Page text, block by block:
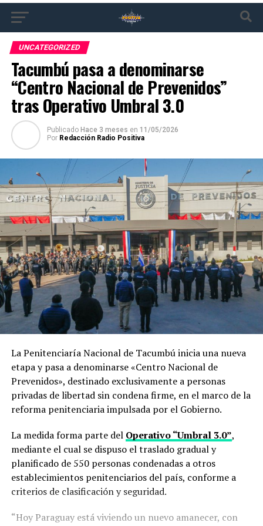
UNCATEGORIZED
Tacumbú pasa a denominarse
“Centro Nacional de Prevenidos”
tras Operativo Umbral 3.0
Publicado Hace 3 meses en 11/05/2026
Por Redacción Radio Positiva
La Penitenciaría Nacional de Tacumbú inicia una nueva
etapa y pasa a denominarse «Centro Nacional de
Prevenidos», destinado exclusivamente a personas
privadas de libertad sin condena firme, en el marco de la
reforma penitenciaria impulsada por el Gobierno.
La medida forma parte del Operativo “Umbral 3.0”,
mediante el cual se dispuso el traslado gradual y
planificado de 550 personas condenadas a otros
establecimientos penitenciarios del país, conforme a
criterios de clasificación y seguridad.
“Hoy Paraguay está viviendo un nuevo amanecer, con